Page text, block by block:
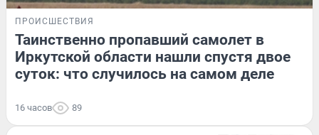
ПРОИСШЕСТВИЯ
Таинственно пропавший самолет в
Иркутской области нашли спустя двое
суток: что случилось на самом деле
16 часов 89